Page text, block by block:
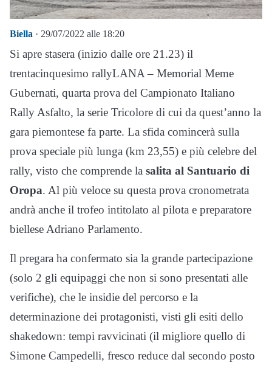
Biella · 29/07/2022 alle 18:20
Si apre stasera (inizio dalle ore 21.23) il
trentacinquesimo rallyLANA – Memorial Meme
Gubernati, quarta prova del Campionato Italiano
Rally Asfalto, la serie Tricolore di cui da quest’anno la
gara piemontese fa parte. La sfida comincerà sulla
prova speciale più lunga (km 23,55) e più celebre del
rally, visto che comprende la salita al Santuario di
Oropa. Al più veloce su questa prova cronometrata
andrà anche il trofeo intitolato al pilota e preparatore
biellese Adriano Parlamento.
Il pregara ha confermato sia la grande partecipazione
(solo 2 gli equipaggi che non si sono presentati alle
verifiche), che le insidie del percorso e la
determinazione dei protagonisti, visti gli esiti dello
shakedown: tempi ravvicinati (il migliore quello di
Simone Campedelli, fresco reduce dal secondo posto